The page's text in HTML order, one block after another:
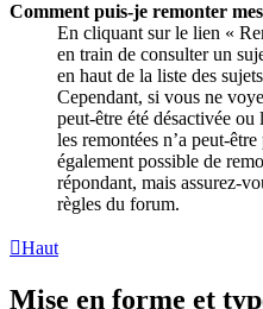
Comment puis-je remonter
En cliquant sur le lien «
en train de consulter un
en haut de la liste des
Cependant, si vous ne
peut-être été désactivée ou
les remontées n’a peut-
également possible de
répondant, mais assurez-
règles du forum.
Haut
Mise en forme et